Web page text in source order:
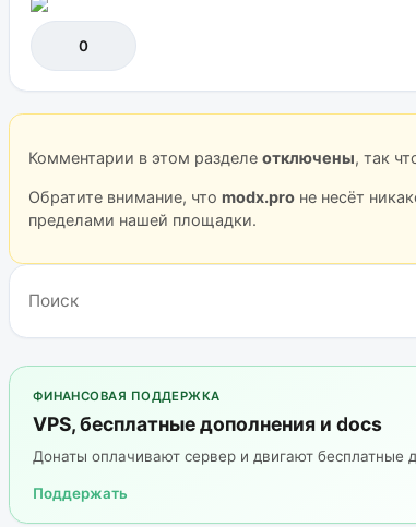
0
Комментарии в этом разделе отключены, так
Обратите внимание, что modx.proне несёт
пределами нашей площадки.
ФИНАНСОВАЯ ПОДДЕРЖКА
VPS, бесплатные дополнения и docs
Донаты оплачивают сервер и двигают бесплатные
Поддержать